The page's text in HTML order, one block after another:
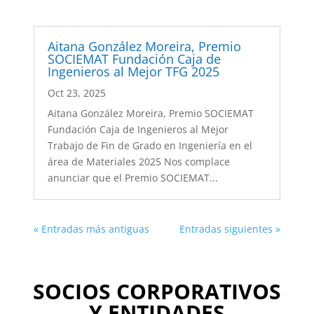
Aitana González Moreira, Premio
SOCIEMAT Fundación Caja de
Ingenieros al Mejor TFG 2025
Oct 23, 2025
Aitana González Moreira, Premio SOCIEMAT
Fundación Caja de Ingenieros al Mejor
Trabajo de Fin de Grado en Ingeniería en el
área de Materiales 2025 Nos complace
anunciar que el Premio SOCIEMAT...
« Entradas más antiguas Entradas siguientes »
SOCIOS CORPORATIVOS